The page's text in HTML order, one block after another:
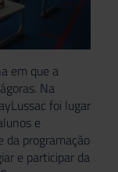
em que a
Na
foi lugar
e
da programação
e participar da